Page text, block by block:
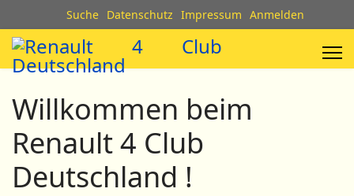
Suche Datenschutz Impressum Anmelden
Willkommen beim
Renault 4 Club
Deutschland !